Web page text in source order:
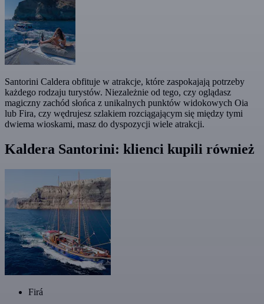
Santorini Caldera obfituje w atrakcje, które zaspokajają potrzeby
każdego rodzaju turystów. Niezależnie od tego, czy oglądasz
magiczny zachód słońca z unikalnych punktów widokowych Oia
lub Fira, czy wędrujesz szlakiem rozciągającym się między tymi
dwiema wioskami, masz do dyspozycji wiele atrakcji.
Kaldera Santorini: klienci kupili również
Firá